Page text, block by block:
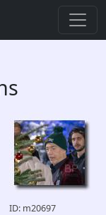
ID: m20697